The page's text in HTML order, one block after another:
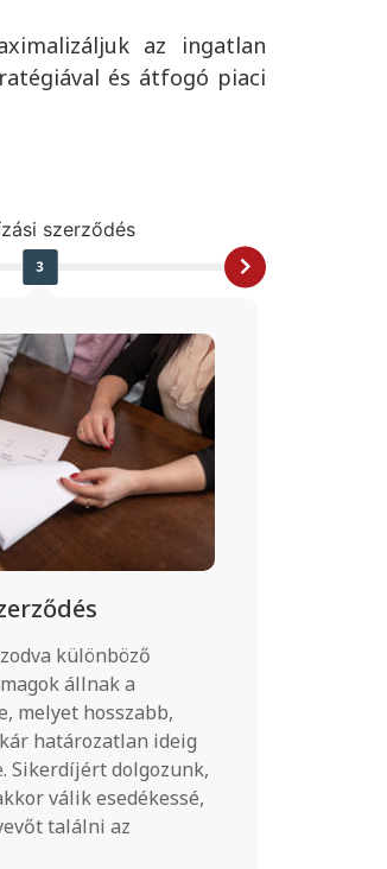
az ingatlan
és átfogó piaci
szerződés
különböző
állnak a
melyet hosszabb,
határozatlan ideig
Sikerdíjért dolgozunk,
válik esedékessé,
találni az